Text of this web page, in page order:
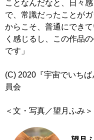
ことなんだなと、日々
で、常識だったことが
からこそ、普通にでき
く感じるし、この作品
です」
(C) 2020『宇宙でいち
員会
＜文・写真／望月ふみ＞